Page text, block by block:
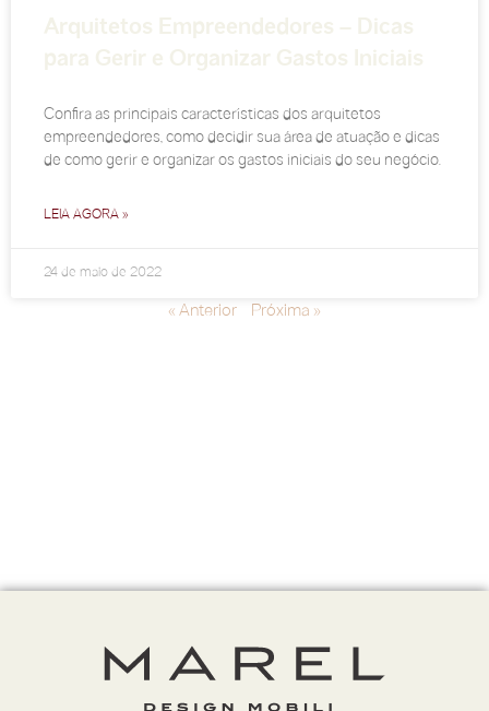
Arquitetos Empreendedores – Dicas
para Gerir e Organizar Gastos Iniciais
Confira as principais características dos arquitetos
empreendedores, como decidir sua área de atuação e dicas
de como gerir e organizar os gastos iniciais do seu negócio.
LEIA AGORA »
24 de maio de 2022
« Anterior Próxima »